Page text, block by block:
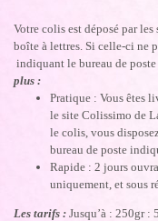
Votre colis est déposé par
boîte à lettres. Si celle-ci ne
indiquant le bureau de
plus :
Pratique : Vous êtes
le site Colissimo de
le colis, vous
bureau de poste
Rapide : 2 jours
uniquement, et sous
Les tarifs : Jusqu’à : 250gr :